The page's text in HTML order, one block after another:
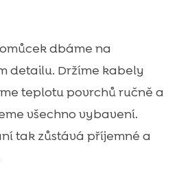
dbáme na
detailu. Držíme kabely
teplotu povrchů ručně a
všechno vybavení.
tak zůstává příjemné a